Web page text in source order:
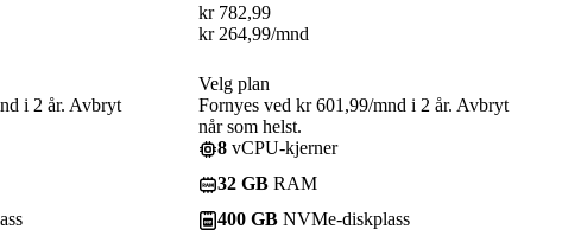
i 2 år. Avbryt
kr 782,99
kr 264,99/mnd
Velg plan
Fornyes ved kr 601,99/mnd i 2 år. Avbryt
når som helst.
8 vCPU-kjerner
32 GB RAM
400 GB NVMe-diskplass